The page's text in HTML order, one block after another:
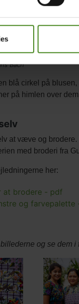
Bach
blå cirkel på
på himlen over
at væve og
med broderi fra
her:
at brodere - pdf
og farvepalette
og se dem i